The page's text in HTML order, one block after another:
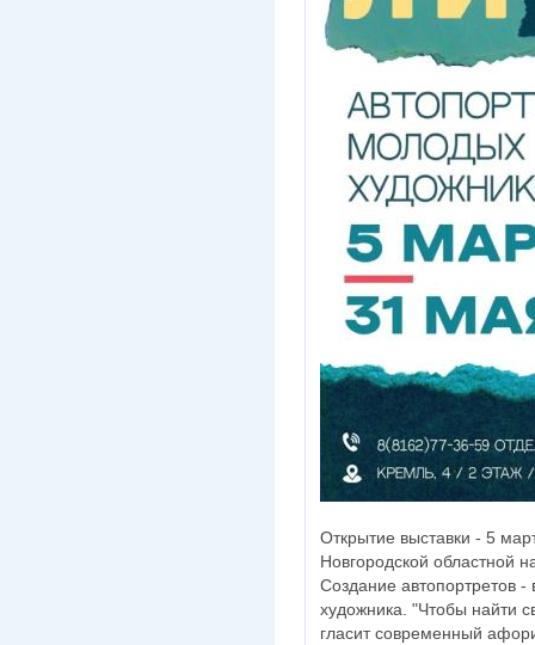
Открытие выставки - 5
Новгородской областной
Создание автопортретов -
художника. "Чтобы найти
гласит современный